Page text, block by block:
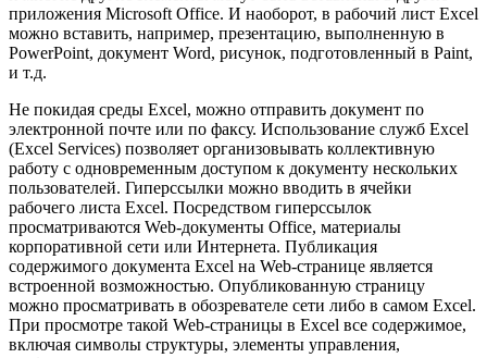
приложения Microsoft Office. И наоборот, в рабочий лист Excel
можно вставить, например, презентацию, выполненную в
PowerPoint, документ Word, рисунок, подготовленный в Paint,
и т.д.
Не покидая среды Excel, можно отправить документ по
электронной почте или по факсу. Использование служб Excel
(Excel Services) позволяет организовывать коллективную
работу с одновременным доступом к документу нескольких
пользователей. Гиперссылки можно вводить в ячейки
рабочего листа Excel. Посредством гиперссылок
просматриваются Web-документы Office, материалы
корпоративной сети или Интернета. Публикация
содержимого документа Excel на Web-странице является
встроенной возможностью. Опубликованную страницу
можно просматривать в обозревателе сети либо в самом Excel.
При просмотре такой Web-страницы в Excel все содержимое,
включая символы структуры, элементы управления,